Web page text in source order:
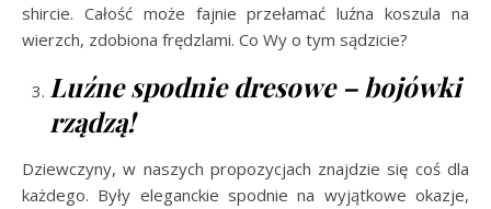
shircie. Całość może fajnie przełamać luźna koszula na
wierzch, zdobiona frędzlami. Co Wy o tym sądzicie?
Luźne spodnie dresowe – bojówki
rządzą!
Dziewczyny, w naszych propozycjach znajdzie się coś dla
każdego. Były eleganckie spodnie na wyjątkowe okazje,